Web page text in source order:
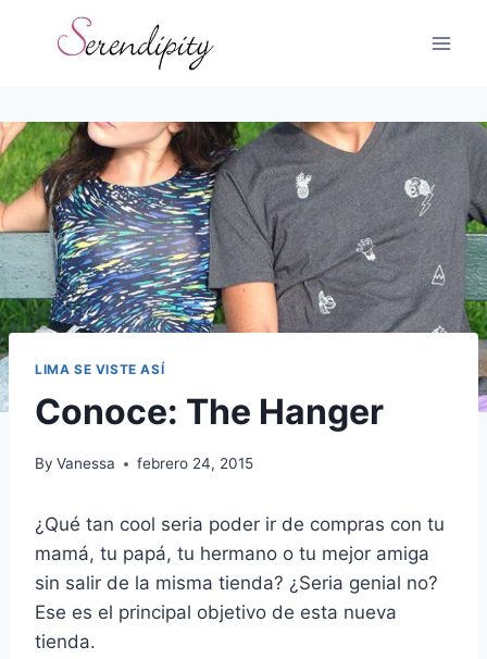
LIMA SE VISTE ASÍ
Conoce: The Hanger
By Vanessa febrero 24, 2015
¿Qué tan cool seria poder ir de compras con tu
mamá, tu papá, tu hermano o tu mejor amiga
sin salir de la misma tienda? ¿Seria genial no?
Ese es el principal objetivo de esta nueva
tienda.